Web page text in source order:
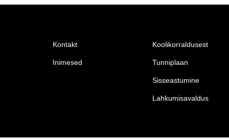
Kontakt
Inimesed
Koolikorraldusest
Tunniplaan
Sisseastumine
Lahkumisavaldus